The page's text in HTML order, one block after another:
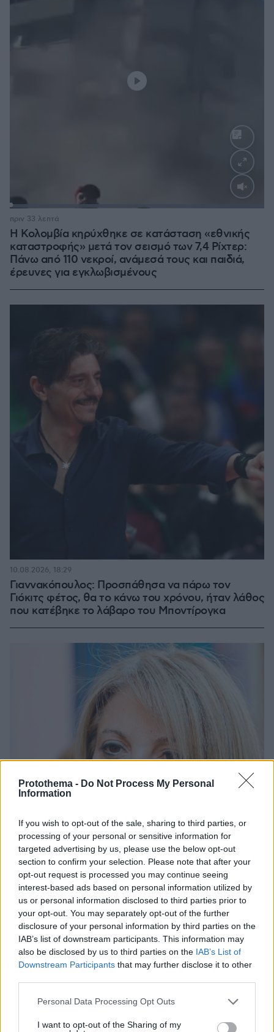
Protothema - Do Not Process My Personal
Information
If you wish to opt-out of the sale, sharing to third parties, or
processing of your personal or sensitive information for
targeted advertising by us, please use the below opt-out
section to confirm your selection. Please note that after your
opt-out request is processed you may continue seeing
interest-based ads based on personal information utilized by
us or personal information disclosed to third parties prior to
your opt-out. You may separately opt-out of the further
disclosure of your personal information by third parties on the
IAB’s list of downstream participants. This information may
also be disclosed by us to third parties on the IAB’s List of
Downstream Participants that may further disclose it to other
Please note that this website/app uses one or more Google
not limited to your visit or usage behaviour. You may click to
Personal Data Processing Opt Outs
I want to opt-out of the Sharing of my
Loaded
Η Κολομβία κηρύχθηκε σε κατάσταση «εθνικής
καταστροφής» μετά τον σεισμό των 7,4 Ρίχτερ:
Πάνω από 110 νεκροί, ανάμεσά τους και παιδιά,
έρευνες για εγκλωβισμένους
πριν 33 λεπτά
Γιαννακόπουλος: Προσπάθησα να πάρω τον
Γιόκιτς φέτος, θα το κάνω του χρόνου, ήταν λάθος
που κατέβηκε το λάβαρο του Μποντίρογκα
10.08.2026, 18:29
Κόμμα Καρυστιανού: Γιατί χάνεται μέσα σε δύο
μήνες η «Ελπίδα» της προέδρου Μαρίας
10.08.2026, 14:19
Όταν ο Κρίστοφερ Νόλαν
εκλιπαρούσε να μην καταδικαστεί ο
αδελφός του για υπόθεση δολοφονίας
στην Κόστα Ρίκα